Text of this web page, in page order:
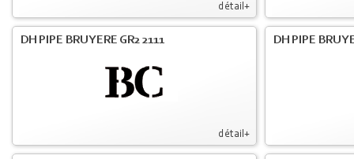
détail+
détail+
DH PIPE BRUYERE GR2 2111 DH PIPE